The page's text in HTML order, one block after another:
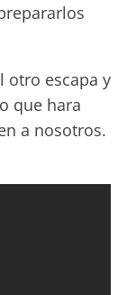
otro escapa y
que hara
a nosotros.